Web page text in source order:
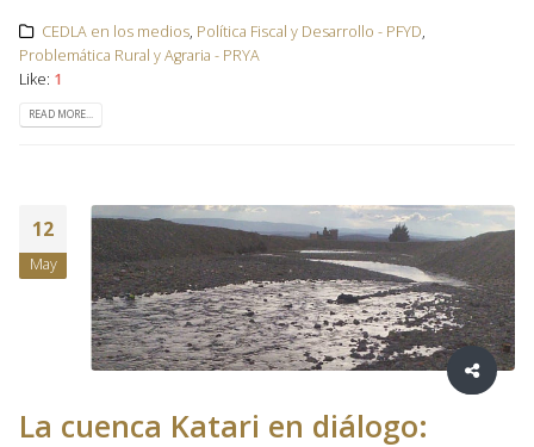
CEDLA en los medios, Política Fiscal y Desarrollo - PFYD,
Problemática Rural y Agraria - PRYA
Like: 1
READ MORE...
12
May
La cuenca Katari en diálogo: